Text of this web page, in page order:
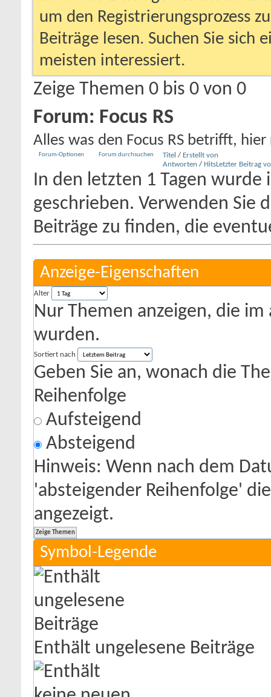
um den Registrierungsprozess
Beiträge lesen. Suchen Sie sich
meisten interessiert.
Zeige Themen 0 bis 0 von 0
Forum: Focus RS
Alles was den Focus RS betrifft,
Forum-Optionen Forum durchsuchen Titel / Erstellt von
Antworten / HitsLetzter Beitrag
In den letzten 1 Tagen wurde
geschrieben. Verwenden Sie
Beiträge zu finden, die
Anzeige-Eigenschaften
Alter
Nur Themen anzeigen, die
wurden.
Sortiert nach
Geben Sie an, wonach die
Reihenfolge
Aufsteigend
Absteigend
Hinweis: Wenn nach dem
'absteigender Reihenfolge'
angezeigt.
Symbol-Legende
Enthält ungelesene Beiträge